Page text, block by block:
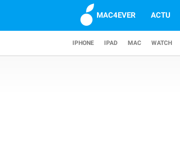
MAC4EVER ACTU
IPHONE IPAD MAC WATCH